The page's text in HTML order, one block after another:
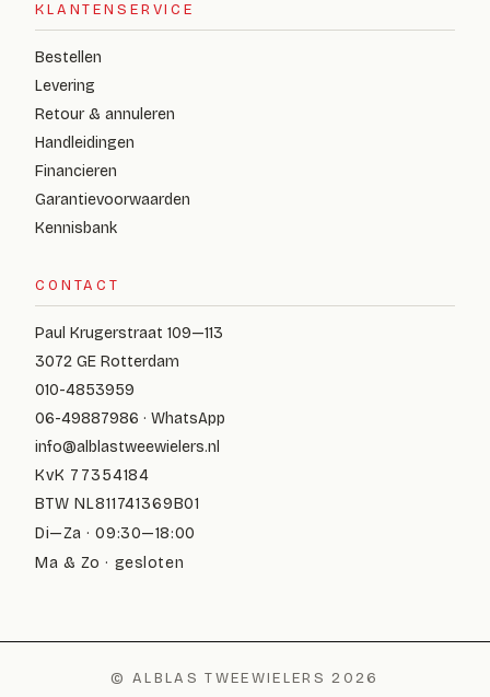
KLANTENSERVICE
Bestellen
Levering
Retour & annuleren
Handleidingen
Financieren
Garantievoorwaarden
Kennisbank
CONTACT
Paul Krugerstraat 109—113
3072 GE Rotterdam
010-4853959
06-49887986 · WhatsApp
info@alblastweewielers.nl
KvK 77354184
BTW NL811741369B01
Di—Za · 09:30—18:00
Ma & Zo · gesloten
© ALBLAS TWEEWIELERS 2026